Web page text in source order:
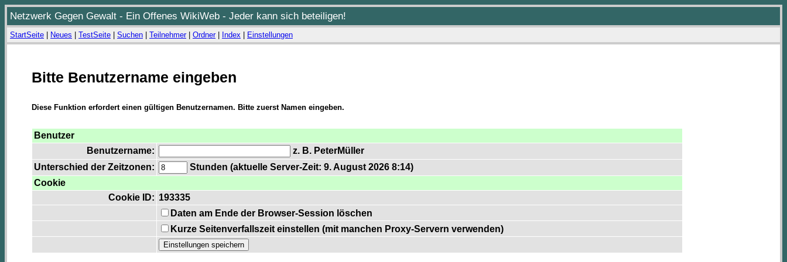
Netzwerk Gegen Gewalt - Ein Offenes WikiWeb - Jeder kann sich beteiligen!
StartSeite Neues TestSeite Suchen Teilnehmer| Ordner| Index Einstellungen
Bitte Benutzername eingeben
Diese Funktion erfordert einen gültigen Benutzernamen. Bitte zuerst Namen eingeben.
Benutzer
Benutzername:
z. B. PeterMüller
Unterschied der Zeitzonen:
Stunden (aktuelle Server-Zeit: 9. August 2026 8:14)
Cookie
Cookie ID: 193335
Daten am Ende der Browser-Session löschen
Kurze Seitenverfallszeit einstellen (mit manchen Proxy-Servern verwenden)